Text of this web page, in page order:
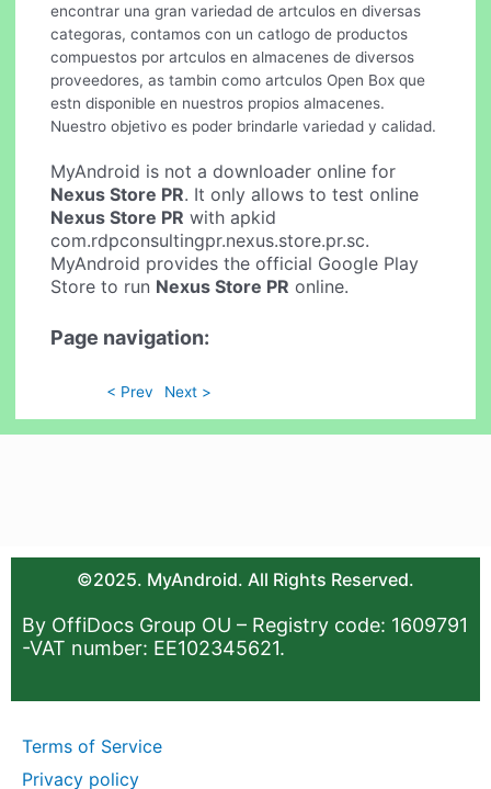
encontrar una gran variedad de artculos en diversas
categoras, contamos con un catlogo de productos
compuestos por artculos en almacenes de diversos
proveedores, as tambin como artculos Open Box que
estn disponible en nuestros propios almacenes.
Nuestro objetivo es poder brindarle variedad y calidad.
MyAndroid is not a downloader online for
Nexus Store PR. It only allows to test online
Nexus Store PR with apkid
com.rdpconsultingpr.nexus.store.pr.sc.
MyAndroid provides the official Google Play
Store to run Nexus Store PR online.
Page navigation:
< Prev Next >
©2025. MyAndroid. All Rights Reserved.
By OffiDocs Group OU – Registry code: 1609791
-VAT number: EE102345621.
Terms of Service
Privacy policy